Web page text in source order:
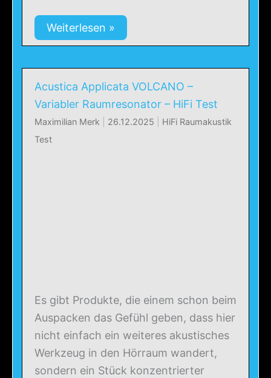
Weiterlesen »
Acustica Applicata VOLCANO –
Variabler Raumresonator – HiFi Test
Maximilian Merk 26.12.2025
HiFi Raumakustik
Test
Es gibt Produkte, die einem schon beim
Auspacken das Gefühl geben, dass hier
nicht einfach ein weiteres akustisches
Werkzeug in den Hörraum wandert,
sondern ein Stück konzentrierter